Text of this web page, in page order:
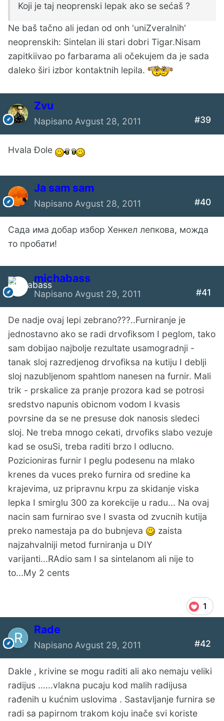
Koji je taj neoprenski lepak ako se sećaš ?
Ne baš tačno ali jedan od onh 'uniZveralnih'
neoprenskih: Sintelan ili stari dobri Tigar.Nisam
zapitkiivao po farbarama ali očekujem da je sada
daleko širi izbor kontaktnih lepila.
Zvu
Napisano Avgust 28, 2011 #39
Hvala Đole
Ја sam sam
Napisano Avgust 28, 2011 #40
Сада има добар избор Хенкел лепкова, можда
то пробати!
michabass
Napisano Avgust 29, 2011 #41
De nadje ovaj lepi zebrano???..Furniranje je
jednostavno ako se radi drvofiksom I peglom, tako
sam dobijao najbolje rezultate usamogradnji -
tanak sloj razredjenog drvofiksa na kutiju I deblji
sloj nazubljenom spahtlom nanesen na furnir. Mali
trik - prskalice za pranje prozora kad se potrosi
sredstvo napunis obicnom vodom I kvasis
povrsine da se ne presuse dok nanosis sledeci
sloj. Ne treba mnogo cekati, drvofiks slabo vezuje
kad se osuSi, treba raditi brzo I odlucno.
Pozicioniras furnir I peglu podesenu na mlako
krenes da vuces preko furnira od sredine ka
krajevima, uz pripravnu krpu za skidanje viska
lepka I smirglu 300 za korekcije u radu... Na ovaj
nacin sam furnirao sve I svasta od zvucnih kutija
preko namestaja pa do bubnjeva
zaista
najzahvalniji metod furniranja u DIY
varijanti...RAdio sam I sa sintelanom ali nije to
to...My 2 cents
1
Rade
Napisano Avgust 29, 2011 #42
Dakle , krivine se mogu raditi ali ako nemaju veliki
radijus ......vlakna pucaju kod malih radijusa
rađenih u kućnim uslovima . Sastavljanje furnira se
radi sa papirnom trakom koju inače svi koriste